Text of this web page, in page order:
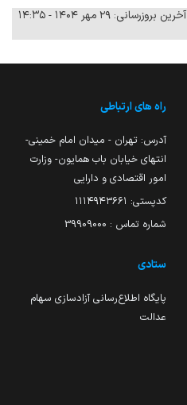
آخرین بروزرسانی: ۲۹ مهر ۱۴۰۴ - ۱۴:۳۵
راه های ارتباطی
آدرس: تهران - میدان امام خمینی-
انتهای خیابان باب همایون- وزارت
امور اقتصادی و دارایی
کدپستی: ۱۱۱۴۹۴۳۶۶۱
شماره تماس : 39909000
ستادی
پایگاه اطلاع‌رسانی آزادسازی سهام
عدالت